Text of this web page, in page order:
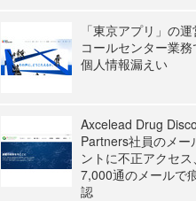
「東京アプリ」の
コールセンター業
個人情報漏えい
Axcelead Drug
Partners社員のメー
ントに不正アクセス
7,000通のメールで
認